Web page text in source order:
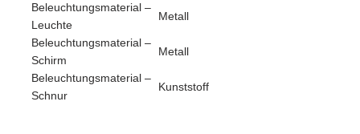
Beleuchtungsmaterial –
Leuchte
Metall
Beleuchtungsmaterial –
Schirm
Metall
Beleuchtungsmaterial –
Schnur
Kunststoff